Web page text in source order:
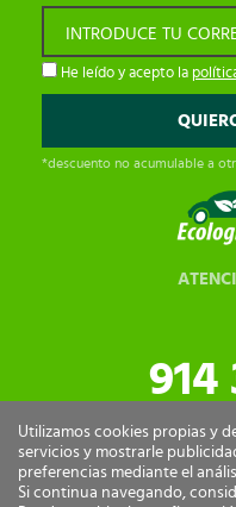
INTRODUCE TU
He leído y acepto la
*descuento no acumulable a
914
Utilizamos cookies propias y
servicios y mostrarle
preferencias mediante el
Si continua navegando,